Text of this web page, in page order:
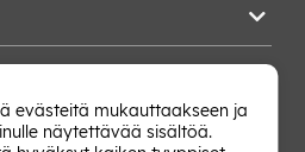
evästeitä mukauttaakseen ja
näytettävää sisältöä.